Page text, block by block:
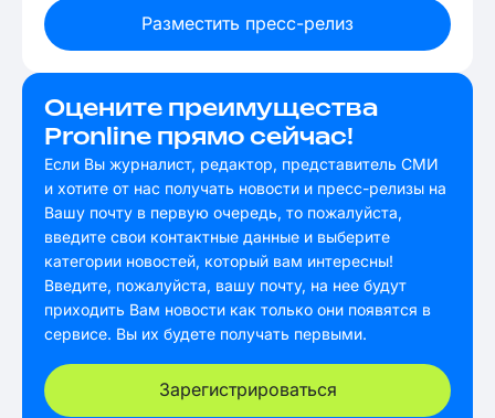
Разместить пресс-релиз
Оцените преимущества
Pronline прямо сейчас!
Если Вы журналист, редактор, представитель СМИ
и хотите от нас получать новости и пресс-релизы на
Вашу почту в первую очередь, то пожалуйста,
введите свои контактные данные и выберите
категории новостей, который вам интересны!
Введите, пожалуйста, вашу почту, на нее будут
приходить Вам новости как только они появятся в
сервисе. Вы их будете получать первыми.
Зарегистрироваться